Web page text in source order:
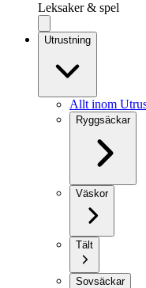
Leksaker & spel
Utrustning
Allt inom
Ryggsäckar
Väskor
Tält
Sovsäckar